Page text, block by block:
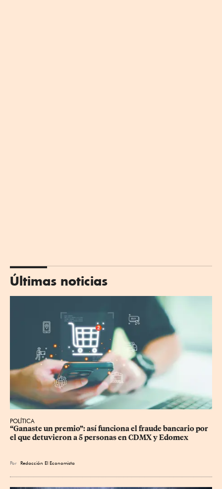
Últimas noticias
POLÍTICA
“Ganaste un premio”: así funciona el fraude bancario por
el que detuvieron a 5 personas en CDMX y Edomex
Por Redacción El Economista